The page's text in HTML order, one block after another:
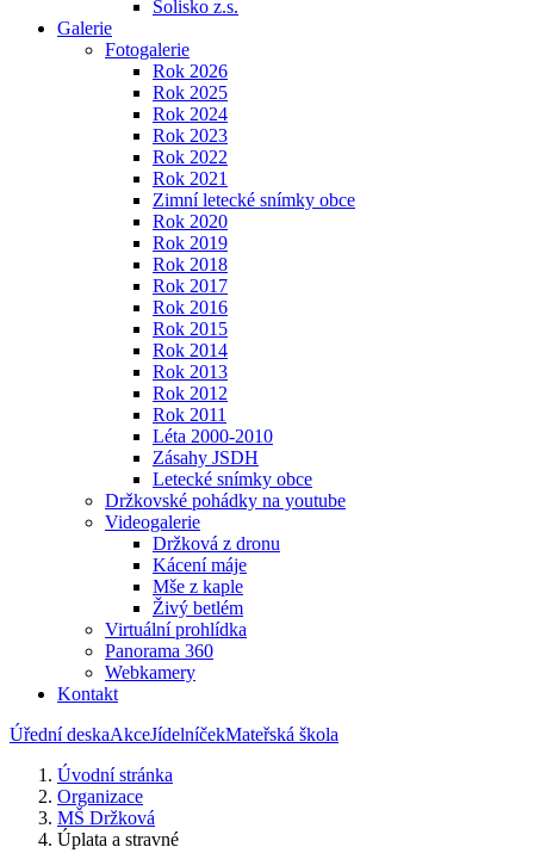
Solisko z.s.
Galerie
Fotogalerie
Rok 2026
Rok 2025
Rok 2024
Rok 2023
Rok 2022
Rok 2021
Zimní letecké snímky obce
Rok 2020
Rok 2019
Rok 2018
Rok 2017
Rok 2016
Rok 2015
Rok 2014
Rok 2013
Rok 2012
Rok 2011
Léta 2000-2010
Zásahy JSDH
Letecké snímky obce
Držkovské pohádky na youtube
Videogalerie
Držková z dronu
Kácení máje
Mše z kaple
Živý betlém
Virtuální prohlídka
Panorama 360
Webkamery
Kontakt
Úřední deskaAkceJídelníčekMateřská škola
Úvodní stránka
Organizace
MŠ Držková
Úplata a stravné